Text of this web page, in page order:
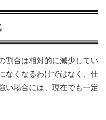
割合は相対的に減少してい
なくなるわけではなく、仕
い場合には、現在でも一定